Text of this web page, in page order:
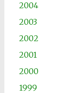
2004
2003
2002
2001
2000
1999